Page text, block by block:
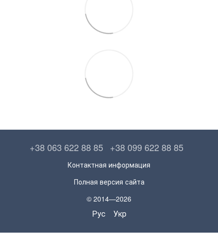
+38 063 622 88 85 +38 099 622 88 85
Контактная информация
Полная версия сайта
© 2014—2026
Рус Укр